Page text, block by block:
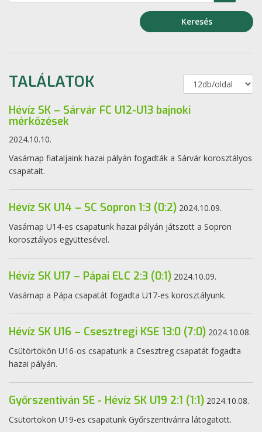
Keresés
TALÁLATOK
Hévíz SK – Sárvár FC U12-U13 bajnoki
mérkőzések
2024.10.10.
Vasárnap fiataljaink hazai pályán fogadták a Sárvár korosztályos
csapatait.
Hévíz SK U14 – SC Sopron 1:3 (0:2) 2024.10.09.
Vasárnap U14-es csapatunk hazai pályán játszott a Sopron
korosztályos együttesével.
Hévíz SK U17 – Pápai ELC 2:3 (0:1) 2024.10.09.
Vasárnap a Pápa csapatát fogadta U17-es korosztályunk.
Hévíz SK U16 – Csesztregi KSE 13:0 (7:0) 2024.10.08.
Csütörtökön U16-os csapatunk a Csesztreg csapatát fogadta
hazai pályán.
Győrszentiván SE - Hévíz SK U19 2:1 (1:1) 2024.10.08.
Csütörtökön U19-es csapatunk Győrszentivánra látogatott.